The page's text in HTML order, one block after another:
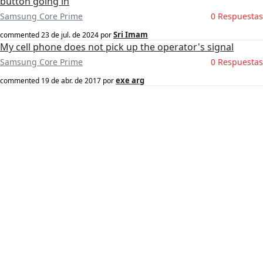
Samsung Core Prime 0 Respuestas
commented23 de jul. de 2024 porSri Imam
My cell phone does not pick up the operator's signal
Samsung Core Prime 0 Respuestas
commented 19 de abr. de 2017 porexe arg